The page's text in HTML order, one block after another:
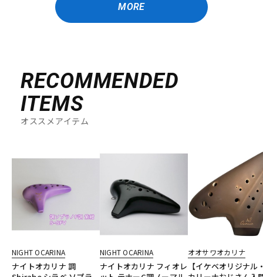
MORE
RECOMMENDED
ITEMS
オススメアイテム
NIGHT OCARINA
ナイトオカリナ 調
NIGHT OCARINA
ナイトオカリナ フィオレ
オオサワオカリナ
【イケベオリジナル